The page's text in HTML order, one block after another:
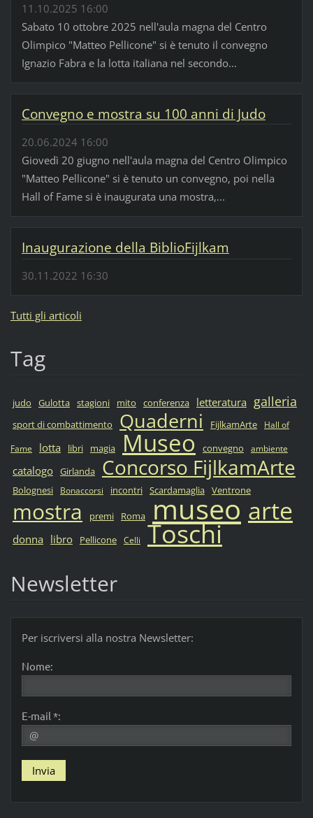
11.10.2025 16:00
Sabato 10 ottobre 2025 nell'aula magna del Centro
Olimpico "Matteo Pellicone" si è tenuto il convegno
Ignazio Fabra e la lotta italiana nel secondo...
Convegno e mostra su 100 anni di Judo
20.06.2024 16:00
Giovedì 20 giugno nell'aula magna del Centro Olimpico
"Matteo Pellicone" si è tenuto un convegno, poi nella
Hall of Fame si è inaugurata una mostra,...
Inaugurazione della BiblioFijlkam
30.11.2022 16:30
Tutti gli articoli
Tag
judo Gulotta stagioni mito conferenza letteratura galleria
sport di combattimento Quaderni FijlkamArte
Hall of
Fame
lotta libri magia Museo convegno ambiente
catalogo Girlanda Concorso FijlkamArte
Bolognesi Bonaccorsi incontri Scardamaglia Ventrone
mostra premi Roma museo arte
donna libro Pellicone Celli Toschi
Newsletter
Per iscriversi alla nostra Newsletter:
Nome:
E-mail *: